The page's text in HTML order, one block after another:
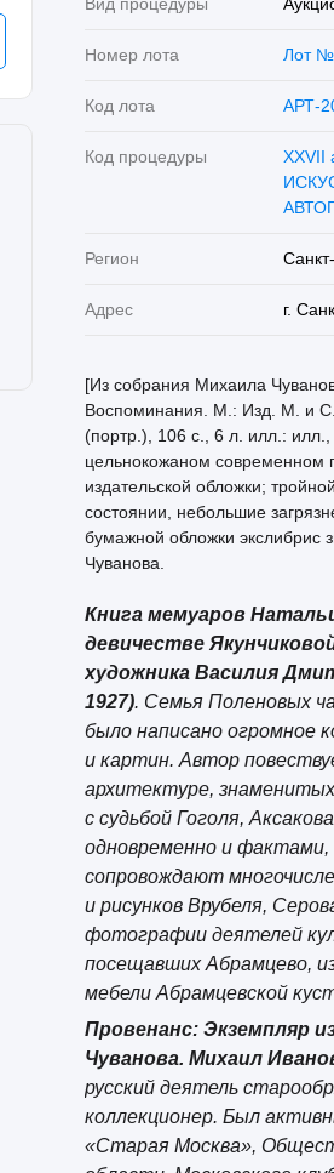
Номер лота Лот
Код лота АРТ-
Код процедуры
Регион
Адрес г.
[Из собрания Михаила
Воспоминания. М.: Изд. М. и
(портр.), 106 с., 6 л. илл.:
цельнокожаном современном
издательской обложки;
состоянии, небольшие
бумажной обложки экслибрис
Чуванова.
Книга мемуаров
девичестве
художника Василия
1927). Семья Поленовых
было написано огромное
и картин. Автор
архитектуре,
с судьбой Гоголя,
одновременно и
сопровождают
и рисунков Врубеля,
фотографии деятелей
посещавших Абрамцево,
мебели Абрамцевской
Провенанс: Экземпляр
Чуванова. Михаил
русский деятель
коллекционер. Был
«Старая Москва»,